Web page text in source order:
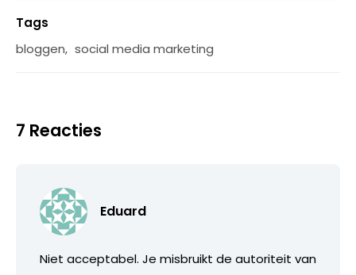
Tags
bloggen, social media marketing
7 Reacties
Eduard
Niet acceptabel. Je misbruikt de autoriteit van